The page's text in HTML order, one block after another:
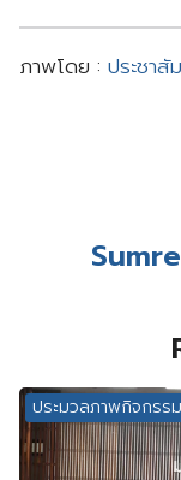
ภาพโดย : ประชา
ประมวลภาพกิจกรรม